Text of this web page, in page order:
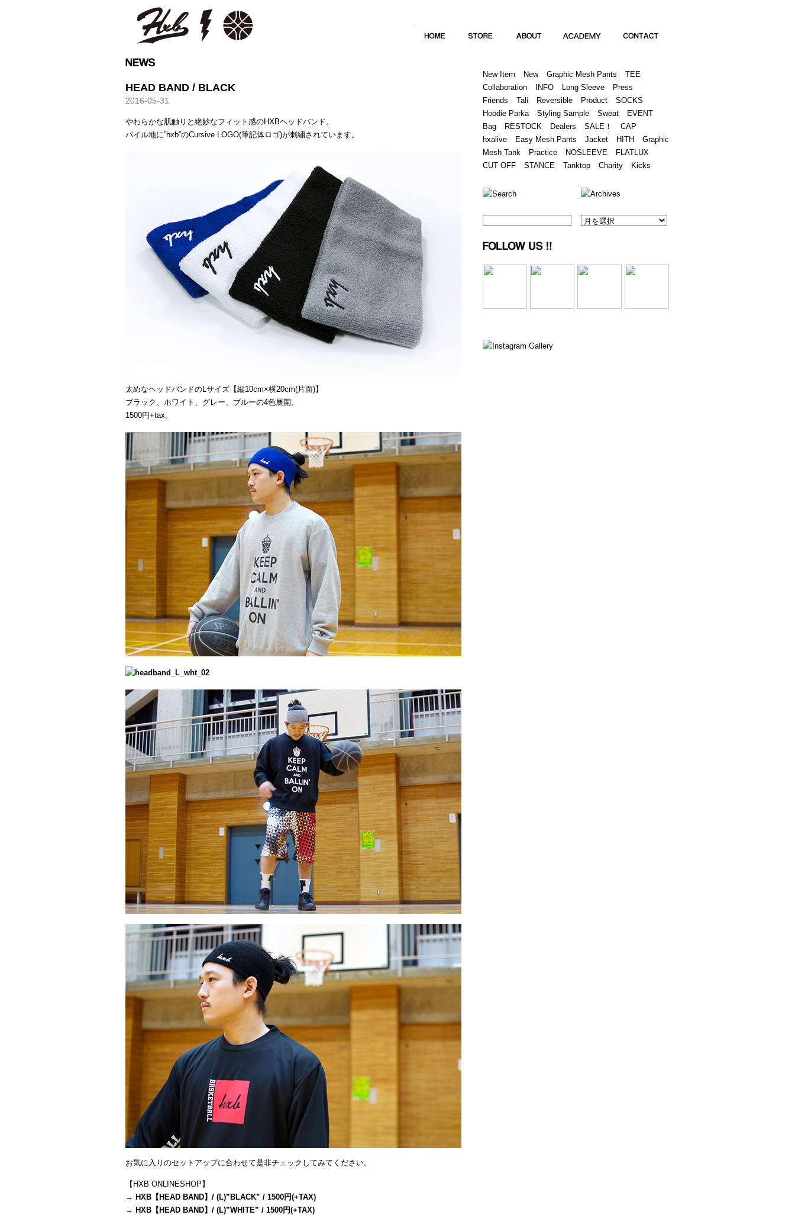
HEAD BAND / BLACK
2016-05-31
やわらかな肌触りと絶妙なフィット感のHXBヘッドバンド。
パイル地に”hxb”のCursive LOGO(筆記体ロゴ)が刺繍されています。
太めなヘッドバンドのLサイズ【縦10cm×横20cm(片面)】
ブラック、ホワイト、グレー、ブルーの4色展開。
1500円+tax。
お気に入りのセットアップに合わせて是非チェックしてみてください。
【HXB ONLINESHOP】
→ HXB【HEAD BAND】/ (L)”BLACK” / 1500円(+TAX)
→ HXB【HEAD BAND】/ (L)”WHITE” / 1500円(+TAX)
New Item New Graphic Mesh Pants
TEE
Collaboration
INFO Long Sleeve
Press
Friends
Tali Reversible Product
SOCKS
Hoodie Parka
Styling Sample Sweat
EVENT
Bag
RESTOCK Dealers SALE！
CAP
hxalive
Easy Mesh Pants Jacket HITH
Graphic
Mesh Tank
Practice NOSLEEVE
FLATLUX
CUT OFF
STANCE Tanktop Charity Kicks